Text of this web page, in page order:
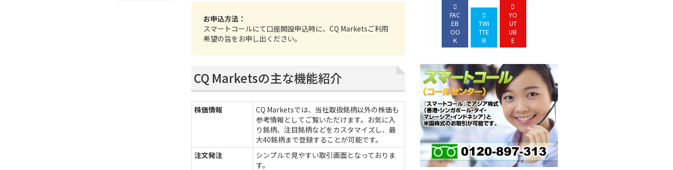
お申込方法：
スマートコールにて口座開設申込時に、CQ Marketsご利用
希望の旨をお申し出ください。
CQ Marketsの主な機能紹介
株価情報
CQ Marketsでは、当社取扱銘柄以外の株価も
参考情報としてご覧いただけます。お気に入
り銘柄、注目銘柄などをカスタマイズし、最
大40銘柄まで登録することが可能です。
注文発注
シンプルで見やすい取引画面となっておりま
す。
FAC
EB
OO
K
TWI
TTE
R
YO
UT
UB
E